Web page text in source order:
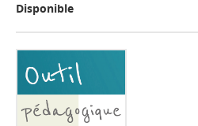
Disponible